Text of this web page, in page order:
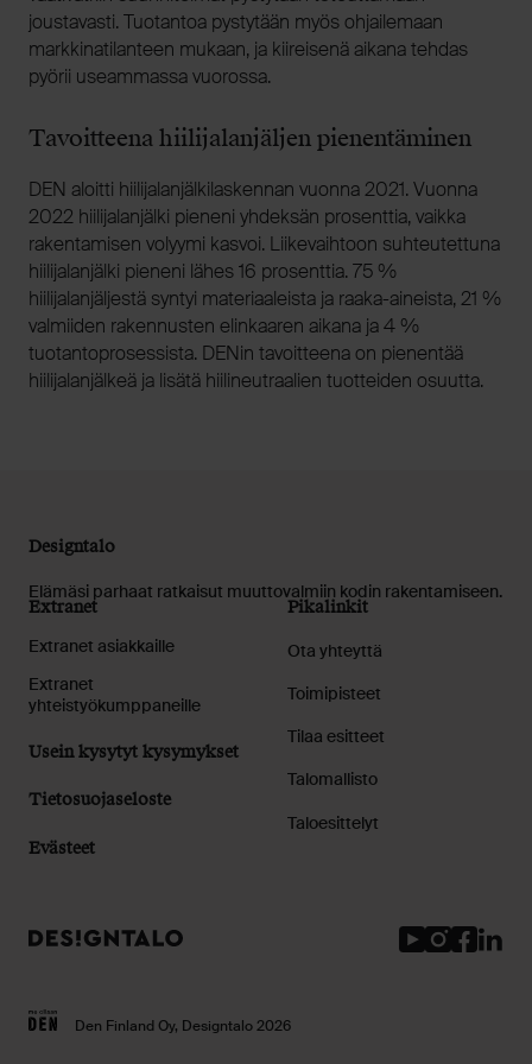
joustavasti. Tuotantoa pystytään myös ohjailemaan
markkinatilanteen mukaan, ja kiireisenä aikana tehdas
pyörii useammassa vuorossa.
Tavoitteena hiilijalanjäljen pienentäminen
DEN aloitti hiilijalanjälkilaskennan vuonna 2021. Vuonna
2022 hiilijalanjälki pieneni yhdeksän prosenttia, vaikka
rakentamisen volyymi kasvoi. Liikevaihtoon suhteutettuna
hiilijalanjälki pieneni lähes 16 prosenttia. 75 %
hiilijalanjäljestä syntyi materiaaleista ja raaka-aineista, 21 %
valmiiden rakennusten elinkaaren aikana ja 4 %
tuotantoprosessista. DENin tavoitteena on pienentää
hiilijalanjälkeä ja lisätä hiilineutraalien tuotteiden osuutta.
Designtalo
Elämäsi parhaat ratkaisut muuttovalmiin kodin rakentamiseen.
Extranet
Extranet asiakkaille
Extranet
yhteistyökumppaneille
Usein kysytyt kysymykset
Tietosuojaseloste
Evästeet
Pikalinkit
Ota yhteyttä
Toimipisteet
Tilaa esitteet
Talomallisto
Taloesittelyt
Youtube
Instagram
Facebook
Den Finland Oy, Designtalo 2026